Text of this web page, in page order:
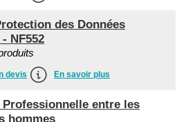
des Données
NF552
devis En savoir plus
Professionnelle entre les
hommes